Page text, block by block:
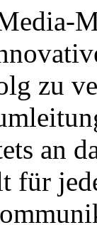
zu
an
für